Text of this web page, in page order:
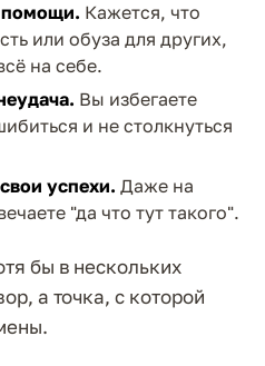
помощи. Кажется, что
или обуза для других,
на себе.
Вы избегаете
и не столкнуться
успехи. Даже на
"да что тут такого".
бы в нескольких
а точка, с которой